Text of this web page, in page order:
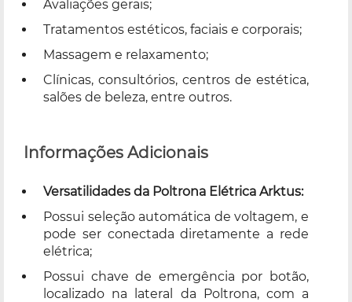
Avaliações gerais;
Tratamentos estéticos, faciais e corporais;
Massagem e relaxamento;
Clínicas, consultórios, centros de estética,
salões de beleza, entre outros.
Informações Adicionais
Versatilidades da Poltrona Elétrica Arktus:
Possui seleção automática de voltagem, e
pode ser conectada diretamente a rede
elétrica;
Possui chave de emergência por botão,
localizado na lateral da Poltrona, com a